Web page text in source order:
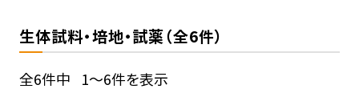
生体試料・培地・試薬（全6件）
全6件中 1～6件を表示